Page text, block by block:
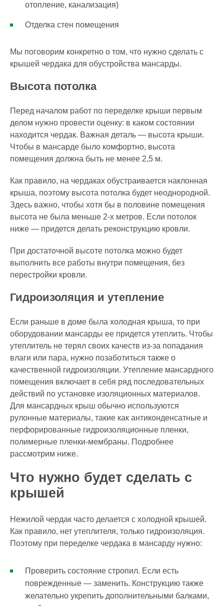
отопление, канализация)
Отделка стен помещения
Мы поговорим конкретно о том, что нужно сделать с
крышей чердака для обустройства мансарды.
Высота потолка
Перед началом работ по переделке крыши первым
делом нужно провести оценку: в каком состоянии
находится чердак. Важная деталь — высота крыши.
Чтобы в мансарде было комфортно, высота
помещения должна быть не менее 2,5 м.
Как правило, на чердаках обустраивается наклонная
крыша, поэтому высота потолка будет неоднородной.
Здесь важно, чтобы хотя бы в половине помещения
высота не была меньше 2-х метров. Если потолок
ниже — придется делать реконструкцию кровли.
При достаточной высоте потолка можно будет
выполнить все работы внутри помещения, без
перестройки кровли.
Гидроизоляция и утепление
Если раньше в доме была холодная крыша, то при
оборудовании мансарды ее придется утеплить. Чтобы
утеплитель не терял своих качеств из-за попадания
влаги или пара, нужно позаботиться также о
качественной гидроизоляции. Утепление мансардного
помещения включает в себя ряд последовательных
действий по установке изоляционных материалов.
Для мансардных крыш обычно используются
рулонные материалы, такие как антиконденсатные и
перфорированные гидроизоляционные пленки,
полимерные пленки-мембраны. Подробнее
рассмотрим ниже.
Что нужно будет сделать с
крышей
Нежилой чердак часто делается с холодной крышей.
Как правило, нет утеплителя, только гидроизоляция.
Поэтому при переделке чердака в мансарду нужно:
Проверить состояние стропил. Если есть
поврежденные — заменить. Конструкцию также
желательно укрепить дополнительными балками,